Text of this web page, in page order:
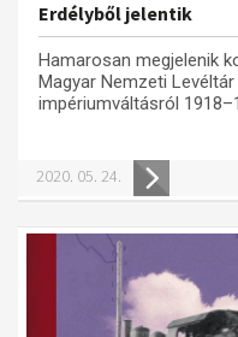
Erdélyből jelentik
Hamarosan megjelenik
Magyar Nemzeti
impériumváltásról
2020. 05. 24.